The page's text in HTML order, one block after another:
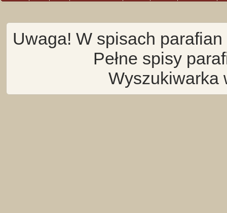
Uwaga! W spisach
Pełne spisy
Wyszukiwarka